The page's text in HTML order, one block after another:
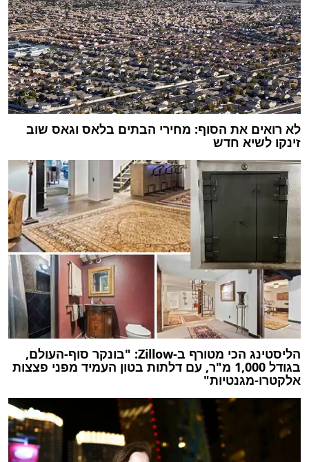
לא רואים את הסוף: מחירי הבתים בלאס וגאס שוב
זינקו לשיא חדש
הליסטינג הכי מטורף ב-Zillow: "בונקר סוף-העולם,
בגודל 1,000 מ"ר, עם דלתות בטון העמיד מפני פצצות
אלקטרו-מגנטיות"